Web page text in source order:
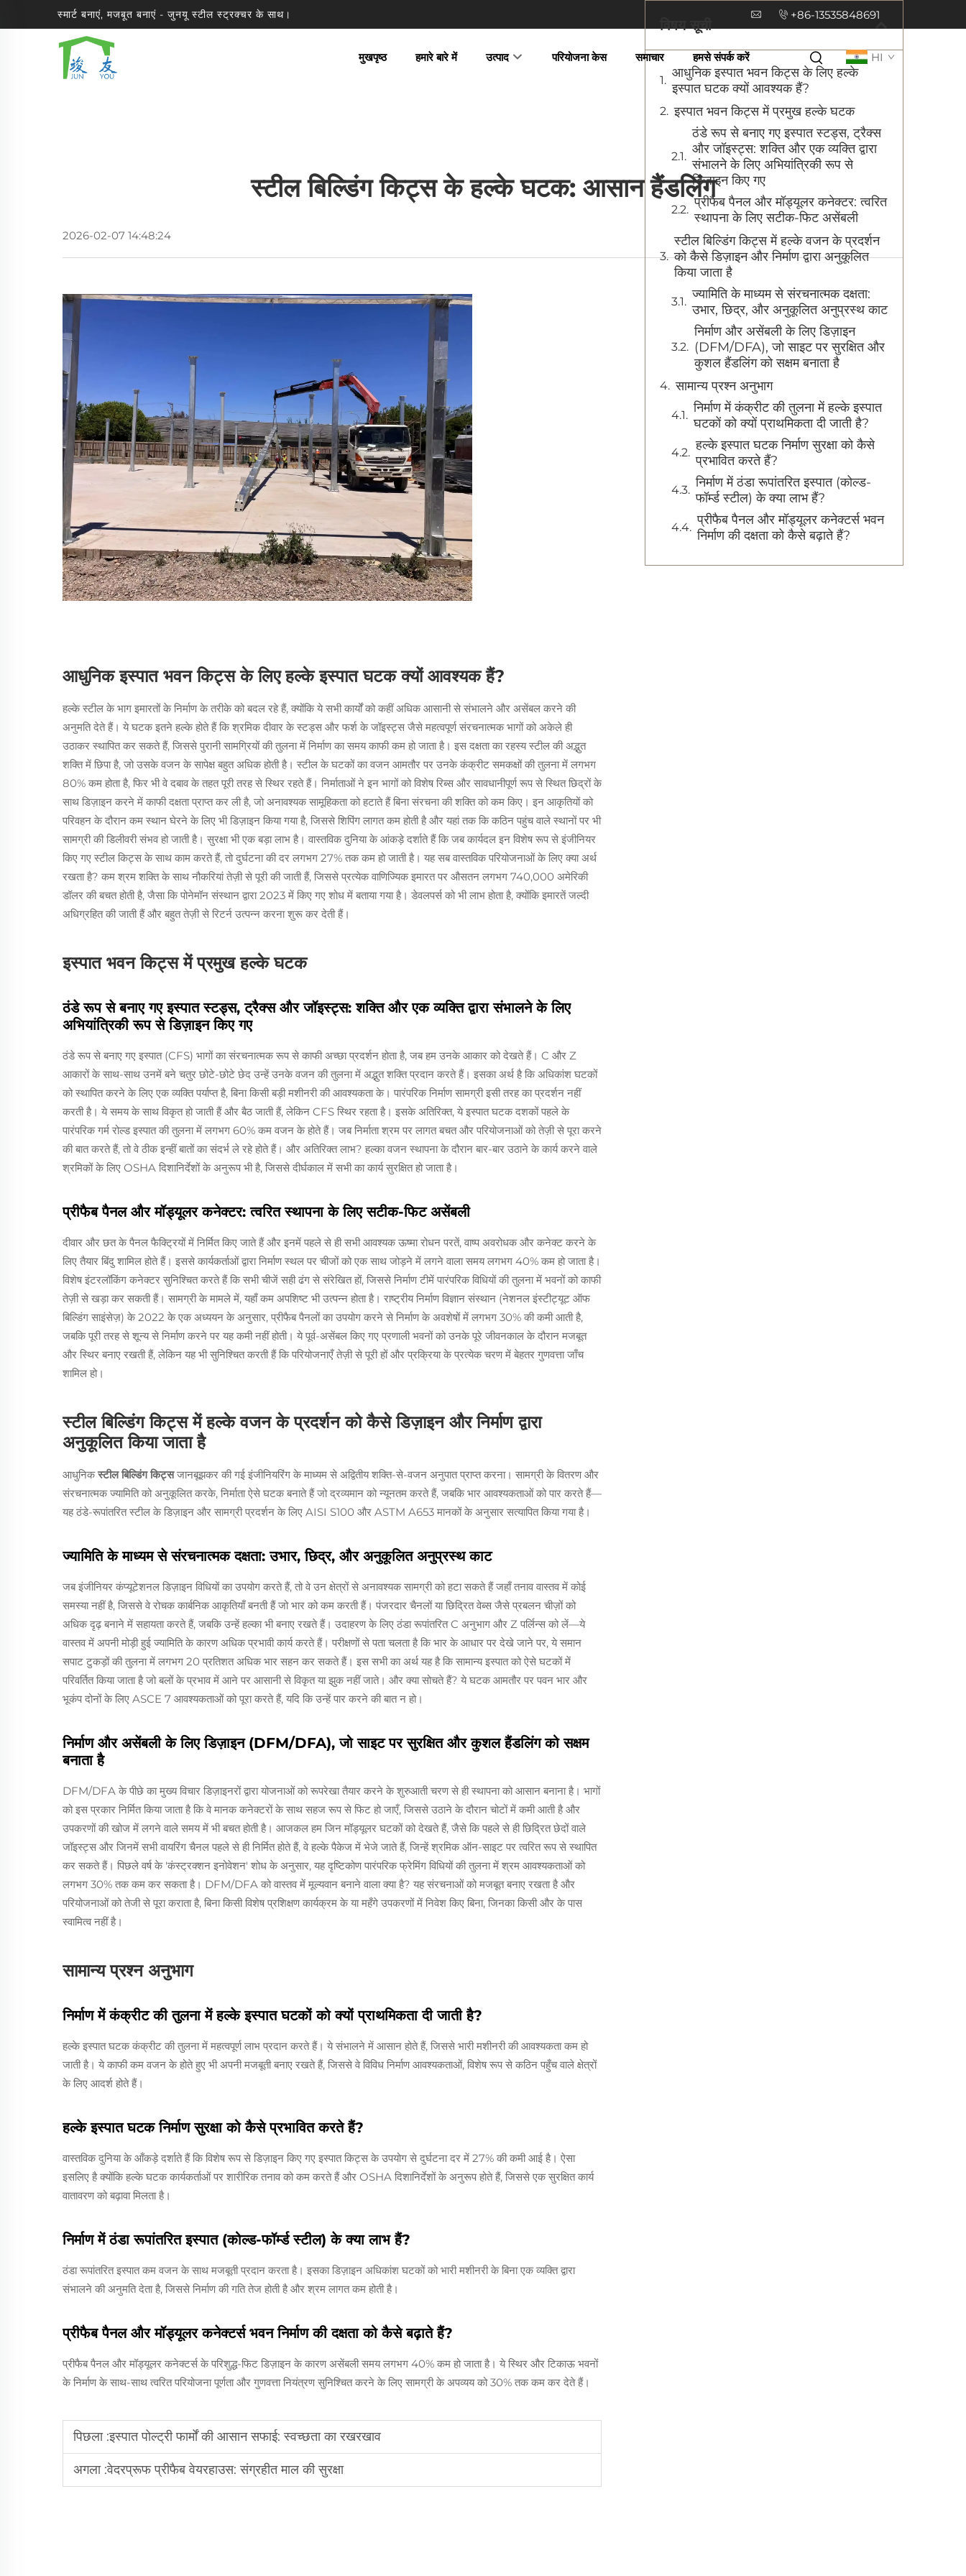
स्मार्ट बनाएं, मजबूत बनाएं - जुनयू स्टील स्ट्रक्चर के साथ। +86-13535848691
मुखपृष्ठ हमारे बारे में उत्पाद परियोजना केस समाचार हमसे संपर्क करें HI
स्टील बिल्डिंग किट्स के हल्के घटक: आसान हैंडलिंग
2026-02-07 14:48:24
आधुनिक इस्पात भवन किट्स के लिए हल्के इस्पात घटक क्यों आवश्यक हैं?
हल्के स्टील के भाग इमारतों के निर्माण के तरीके को बदल रहे हैं, क्योंकि ये सभी कार्यों को कहीं अधिक आसानी से संभालने और असेंबल करने की
अनुमति देते हैं। ये घटक इतने हल्के होते हैं कि श्रमिक दीवार के स्टड्स और फर्श के जॉइस्ट्स जैसे महत्वपूर्ण संरचनात्मक भागों को अकेले ही
उठाकर स्थापित कर सकते हैं, जिससे पुरानी सामग्रियों की तुलना में निर्माण का समय काफी कम हो जाता है। इस दक्षता का रहस्य स्टील की अद्भुत
शक्ति में छिपा है, जो उसके वजन के सापेक्ष बहुत अधिक होती है। स्टील के घटकों का वजन आमतौर पर उनके कंक्रीट समकक्षों की तुलना में लगभग
80% कम होता है, फिर भी वे दबाव के तहत पूरी तरह से स्थिर रहते हैं। निर्माताओं ने इन भागों को विशेष रिब्स और सावधानीपूर्ण रूप से स्थित छिद्रों के
साथ डिज़ाइन करने में काफी दक्षता प्राप्त कर ली है, जो अनावश्यक सामूहिकता को हटाते हैं बिना संरचना की शक्ति को कम किए। इन आकृतियों को
परिवहन के दौरान कम स्थान घेरने के लिए भी डिज़ाइन किया गया है, जिससे शिपिंग लागत कम होती है और यहां तक कि कठिन पहुंच वाले स्थानों पर भी
सामग्री की डिलीवरी संभव हो जाती है। सुरक्षा भी एक बड़ा लाभ है। वास्तविक दुनिया के आंकड़े दर्शाते हैं कि जब कार्यदल इन विशेष रूप से इंजीनियर
किए गए स्टील किट्स के साथ काम करते हैं, तो दुर्घटना की दर लगभग 27% तक कम हो जाती है। यह सब वास्तविक परियोजनाओं के लिए क्या अर्थ
रखता है? कम श्रम शक्ति के साथ नौकरियां तेज़ी से पूरी की जाती हैं, जिससे प्रत्येक वाणिज्यिक इमारत पर औसतन लगभग 740,000 अमेरिकी
डॉलर की बचत होती है, जैसा कि पोनेमॉन संस्थान द्वारा 2023 में किए गए शोध में बताया गया है। डेवलपर्स को भी लाभ होता है, क्योंकि इमारतें जल्दी
अधिग्रहित की जाती हैं और बहुत तेज़ी से रिटर्न उत्पन्न करना शुरू कर देती हैं।
इस्पात भवन किट्स में प्रमुख हल्के घटक
ठंडे रूप से बनाए गए इस्पात स्टड्स, ट्रैक्स और जॉइस्ट्स: शक्ति और एक व्यक्ति द्वारा संभालने के लिए
अभियांत्रिकी रूप से डिज़ाइन किए गए
ठंडे रूप से बनाए गए इस्पात (CFS) भागों का संरचनात्मक रूप से काफी अच्छा प्रदर्शन होता है, जब हम उनके आकार को देखते हैं। C और Z
आकारों के साथ-साथ उनमें बने चतुर छोटे-छोटे छेद उन्हें उनके वजन की तुलना में अद्भुत शक्ति प्रदान करते हैं। इसका अर्थ है कि अधिकांश घटकों
को स्थापित करने के लिए एक व्यक्ति पर्याप्त है, बिना किसी बड़ी मशीनरी की आवश्यकता के। पारंपरिक निर्माण सामग्री इसी तरह का प्रदर्शन नहीं
करती है। ये समय के साथ विकृत हो जाती हैं और बैठ जाती हैं, लेकिन CFS स्थिर रहता है। इसके अतिरिक्त, ये इस्पात घटक दशकों पहले के
पारंपरिक गर्म रोल्ड इस्पात की तुलना में लगभग 60% कम वजन के होते हैं। जब निर्माता श्रम पर लागत बचत और परियोजनाओं को तेज़ी से पूरा करने
की बात करते हैं, तो वे ठीक इन्हीं बातों का संदर्भ ले रहे होते हैं। और अतिरिक्त लाभ? हल्का वजन स्थापना के दौरान बार-बार उठाने के कार्य करने वाले
श्रमिकों के लिए OSHA दिशानिर्देशों के अनुरूप भी है, जिससे दीर्घकाल में सभी का कार्य सुरक्षित हो जाता है।
प्रीफैब पैनल और मॉड्यूलर कनेक्टर: त्वरित स्थापना के लिए सटीक-फिट असेंबली
दीवार और छत के पैनल फैक्ट्रियों में निर्मित किए जाते हैं और इनमें पहले से ही सभी आवश्यक ऊष्मा रोधन परतें, वाष्प अवरोधक और कनेक्ट करने के
लिए तैयार बिंदु शामिल होते हैं। इससे कार्यकर्ताओं द्वारा निर्माण स्थल पर चीजों को एक साथ जोड़ने में लगने वाला समय लगभग 40% कम हो जाता है।
विशेष इंटरलॉकिंग कनेक्टर सुनिश्चित करते हैं कि सभी चीजें सही ढंग से संरेखित हों, जिससे निर्माण टीमें पारंपरिक विधियों की तुलना में भवनों को काफी
तेज़ी से खड़ा कर सकती हैं। सामग्री के मामले में, यहाँ कम अपशिष्ट भी उत्पन्न होता है। राष्ट्रीय निर्माण विज्ञान संस्थान (नेशनल इंस्टीट्यूट ऑफ
बिल्डिंग साइंसेज़) के 2022 के एक अध्ययन के अनुसार, प्रीफैब पैनलों का उपयोग करने से निर्माण के अवशेषों में लगभग 30% की कमी आती है,
जबकि पूरी तरह से शून्य से निर्माण करने पर यह कमी नहीं होती। ये पूर्व-असेंबल किए गए प्रणाली भवनों को उनके पूरे जीवनकाल के दौरान मजबूत
और स्थिर बनाए रखती हैं, लेकिन यह भी सुनिश्चित करती हैं कि परियोजनाएँ तेज़ी से पूरी हों और प्रक्रिया के प्रत्येक चरण में बेहतर गुणवत्ता जाँच
शामिल हो।
स्टील बिल्डिंग किट्स में हल्के वजन के प्रदर्शन को कैसे डिज़ाइन और निर्माण द्वारा
अनुकूलित किया जाता है
आधुनिकस्टील बिल्डिंग किट्सजानबूझकर की गई इंजीनियरिंग के माध्यम से अद्वितीय शक्ति-से-वजन अनुपात प्राप्त करना। सामग्री के वितरण और
संरचनात्मक ज्यामिति को अनुकूलित करके, निर्माता ऐसे घटक बनाते हैं जो द्रव्यमान को न्यूनतम करते हैं, जबकि भार आवश्यकताओं को पार करते हैं—
यह ठंडे-रूपांतरित स्टील के डिज़ाइन और सामग्री प्रदर्शन के लिए AISI S100 और ASTM A653 मानकों के अनुसार सत्यापित किया गया है।
ज्यामिति के माध्यम से संरचनात्मक दक्षता: उभार, छिद्र, और अनुकूलित अनुप्रस्थ काट
जब इंजीनियर कंप्यूटेशनल डिज़ाइन विधियों का उपयोग करते हैं, तो वे उन क्षेत्रों से अनावश्यक सामग्री को हटा सकते हैं जहाँ तनाव वास्तव में कोई
समस्या नहीं है, जिससे वे रोचक कार्बनिक आकृतियाँ बनती हैं जो भार को कम करती हैं। पंजरदार चैनलों या छिद्रित वेब्स जैसे प्रबलन चीज़ों को
अधिक दृढ़ बनाने में सहायता करते हैं, जबकि उन्हें हल्का भी बनाए रखते हैं। उदाहरण के लिए ठंडा रूपांतरित C अनुभाग और Z पर्लिन्स को लें—ये
वास्तव में अपनी मोड़ी हुई ज्यामिति के कारण अधिक प्रभावी कार्य करते हैं। परीक्षणों से पता चलता है कि भार के आधार पर देखे जाने पर, ये समान
सपाट टुकड़ों की तुलना में लगभग 20 प्रतिशत अधिक भार सहन कर सकते हैं। इस सभी का अर्थ यह है कि सामान्य इस्पात को ऐसे घटकों में
परिवर्तित किया जाता है जो बलों के प्रभाव में आने पर आसानी से विकृत या झुक नहीं जाते। और क्या सोचते हैं? ये घटक आमतौर पर पवन भार और
भूकंप दोनों के लिए ASCE 7 आवश्यकताओं को पूरा करते हैं, यदि कि उन्हें पार करने की बात न हो।
निर्माण और असेंबली के लिए डिज़ाइन (DFM/DFA), जो साइट पर सुरक्षित और कुशल हैंडलिंग को सक्षम
बनाता है
DFM/DFA के पीछे का मुख्य विचार डिज़ाइनरों द्वारा योजनाओं को रूपरेखा तैयार करने के शुरुआती चरण से ही स्थापना को आसान बनाना है। भागों
को इस प्रकार निर्मित किया जाता है कि वे मानक कनेक्टरों के साथ सहज रूप से फिट हो जाएँ, जिससे उठाने के दौरान चोटों में कमी आती है और
उपकरणों की खोज में लगने वाले समय में भी बचत होती है। आजकल हम जिन मॉड्यूलर घटकों को देखते हैं, जैसे कि पहले से ही छिद्रित छेदों वाले
जॉइस्ट्स और जिनमें सभी वायरिंग चैनल पहले से ही निर्मित होते हैं, वे हल्के पैकेज में भेजे जाते हैं, जिन्हें श्रमिक ऑन-साइट पर त्वरित रूप से स्थापित
कर सकते हैं। पिछले वर्ष के 'कंस्ट्रक्शन इनोवेशन' शोध के अनुसार, यह दृष्टिकोण पारंपरिक फ्रेमिंग विधियों की तुलना में श्रम आवश्यकताओं को
लगभग 30% तक कम कर सकता है। DFM/DFA को वास्तव में मूल्यवान बनाने वाला क्या है? यह संरचनाओं को मजबूत बनाए रखता है और
परियोजनाओं को तेजी से पूरा कराता है, बिना किसी विशेष प्रशिक्षण कार्यक्रम के या महँगे उपकरणों में निवेश किए बिना, जिनका किसी और के पास
स्वामित्व नहीं है।
सामान्य प्रश्न अनुभाग
निर्माण में कंक्रीट की तुलना में हल्के इस्पात घटकों को क्यों प्राथमिकता दी जाती है?
हल्के इस्पात घटक कंक्रीट की तुलना में महत्वपूर्ण लाभ प्रदान करते हैं। ये संभालने में आसान होते हैं, जिससे भारी मशीनरी की आवश्यकता कम हो
जाती है। ये काफी कम वजन के होते हुए भी अपनी मजबूती बनाए रखते हैं, जिससे वे विविध निर्माण आवश्यकताओं, विशेष रूप से कठिन पहुँच वाले क्षेत्रों
के लिए आदर्श होते हैं।
हल्के इस्पात घटक निर्माण सुरक्षा को कैसे प्रभावित करते हैं?
वास्तविक दुनिया के आँकड़े दर्शाते हैं कि विशेष रूप से डिज़ाइन किए गए इस्पात किट्स के उपयोग से दुर्घटना दर में 27% की कमी आई है। ऐसा
इसलिए है क्योंकि हल्के घटक कार्यकर्ताओं पर शारीरिक तनाव को कम करते हैं और OSHA दिशानिर्देशों के अनुरूप होते हैं, जिससे एक सुरक्षित कार्य
वातावरण को बढ़ावा मिलता है।
निर्माण में ठंडा रूपांतरित इस्पात (कोल्ड-फॉर्म्ड स्टील) के क्या लाभ हैं?
ठंडा रूपांतरित इस्पात कम वजन के साथ मजबूती प्रदान करता है। इसका डिज़ाइन अधिकांश घटकों को भारी मशीनरी के बिना एक व्यक्ति द्वारा
संभालने की अनुमति देता है, जिससे निर्माण की गति तेज होती है और श्रम लागत कम होती है।
प्रीफैब पैनल और मॉड्यूलर कनेक्टर्स भवन निर्माण की दक्षता को कैसे बढ़ाते हैं?
प्रीफैब पैनल और मॉड्यूलर कनेक्टर्स के परिशुद्ध-फिट डिज़ाइन के कारण असेंबली समय लगभग 40% कम हो जाता है। ये स्थिर और टिकाऊ भवनों
के निर्माण के साथ-साथ त्वरित परियोजना पूर्णता और गुणवत्ता नियंत्रण सुनिश्चित करने के लिए सामग्री के अपव्यय को 30% तक कम कर देते हैं।
पिछला :इस्पात पोल्ट्री फार्मों की आसान सफाई: स्वच्छता का रखरखाव
अगला :वेदरप्रूफ प्रीफैब वेयरहाउस: संग्रहीत माल की सुरक्षा
विषय सूची
आधुनिक इस्पात भवन किट्स के लिए हल्के
इस्पात घटक क्यों आवश्यक हैं?
इस्पात भवन किट्स में प्रमुख हल्के घटक
ठंडे रूप से बनाए गए इस्पात स्टड्स, ट्रैक्स
और जॉइस्ट्स: शक्ति और एक व्यक्ति द्वारा
संभालने के लिए अभियांत्रिकी रूप से
डिज़ाइन किए गए
प्रीफैब पैनल और मॉड्यूलर कनेक्टर: त्वरित
स्थापना के लिए सटीक-फिट असेंबली
स्टील बिल्डिंग किट्स में हल्के वजन के प्रदर्शन
को कैसे डिज़ाइन और निर्माण द्वारा अनुकूलित
किया जाता है
ज्यामिति के माध्यम से संरचनात्मक दक्षता:
उभार, छिद्र, और अनुकूलित अनुप्रस्थ काट
निर्माण और असेंबली के लिए डिज़ाइन
(DFM/DFA), जो साइट पर सुरक्षित और
कुशल हैंडलिंग को सक्षम बनाता है
सामान्य प्रश्न अनुभाग
निर्माण में कंक्रीट की तुलना में हल्के इस्पात
घटकों को क्यों प्राथमिकता दी जाती है?
हल्के इस्पात घटक निर्माण सुरक्षा को कैसे
प्रभावित करते हैं?
निर्माण में ठंडा रूपांतरित इस्पात (कोल्ड-
फॉर्म्ड स्टील) के क्या लाभ हैं?
प्रीफैब पैनल और मॉड्यूलर कनेक्टर्स भवन
निर्माण की दक्षता को कैसे बढ़ाते हैं?